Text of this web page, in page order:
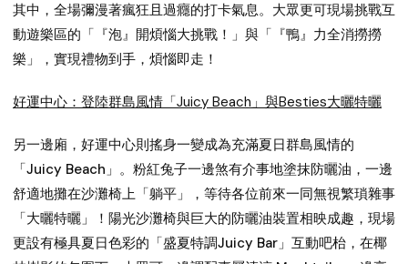
其中，全場彌漫著瘋狂且過癮的打卡氣息。大眾更可現場挑戰互
動遊樂區的「『泡』開煩惱大挑戰！」與「『鴨』力全消撈撈
樂」，實現禮物到手，煩惱即走！
好運中心：登陸群島風情「Juicy Beach」與Besties大曬特曬
另一邊廂，好運中心則搖身一變成為充滿夏日群島風情的
「Juicy Beach」。粉紅兔子一邊煞有介事地塗抹防曬油，一邊
舒適地攤在沙灘椅上「躺平」，等待各位前來一同無視繁瑣雜事
「大曬特曬」！陽光沙灘椅與巨大的防曬油裝置相映成趣，現場
更設有極具夏日色彩的「盛夏特調Juicy Bar」互動吧枱，在椰